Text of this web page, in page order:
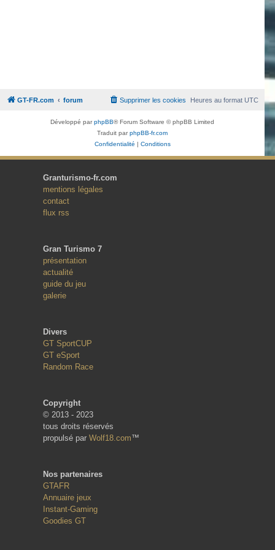
GT-FR.com forum Heures au formatUTC
Supprimer les cookies
Développé parphpBB® Forum Software © phpBB Limited
Traduit parphpBB-fr.com
Confidentialité | Conditions
Granturismo-fr.com
mentions légales
contact
flux rss
Gran Turismo 7
présentation
actualité
guide du jeu
galerie
Divers
GT SportCUP
GT eSport
Random Race
Copyright
© 2013 - 2023
tous droits réservés
propulsé par Wolf18.com™
Nos partenaires
GTAFR
Annuaire jeux
Instant-Gaming
Goodies GT